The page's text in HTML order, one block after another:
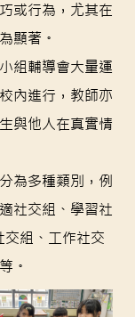
或行為，尤其在
顯著。
組輔導會大量運
內進行，教師亦
與他人在真實情
為多種類別，例
社交組、學習社
組、工作社交
。